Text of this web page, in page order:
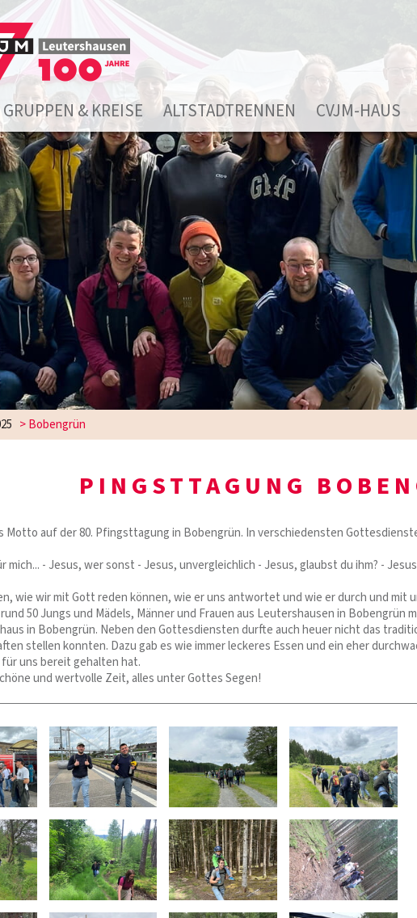
GRUPPEN & KREISE ALTSTADTRENNEN CVJM-HAUS
>Bobengrün
PINGSTTAGUNG
Motto auf der 80. Pfingsttagung in Bobengrün. In verschiedensten
- Jesus, wer sonst - Jesus, unvergleichlich - Jesus, glaubst du ihm? -
wie wir mit Gott reden können, wie er uns antwortet und wie er durch und mit
50 Jungs und Mädels, Männer und Frauen aus Leutershausen in
in Bobengrün. Neben den Gottesdiensten durfte auch heuer nicht das
stellen konnten. Dazu gab es wie immer leckeres Essen und ein eher
uns bereit gehalten hat.
und wertvolle Zeit, alles unter Gottes Segen!